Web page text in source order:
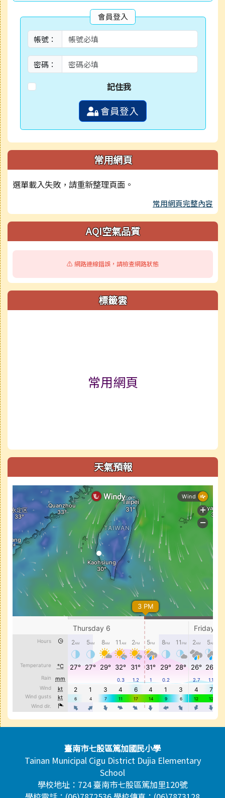
會員登入
帳號：
密碼：
記住我
會員登入
常用網頁
選單載入失敗，請重新整理頁面。
常用網頁完整內容
AQI空氣品質
⚠️ 網路連線錯誤，請檢查網路狀態
標籤雲
常用網頁
天氣預報
頁尾區域內容臺南市七股區篤加國民小學
Tainan Municipal Cigu District Dujia Elementary
School
學校地址：724 臺南市七股區篤加里120號